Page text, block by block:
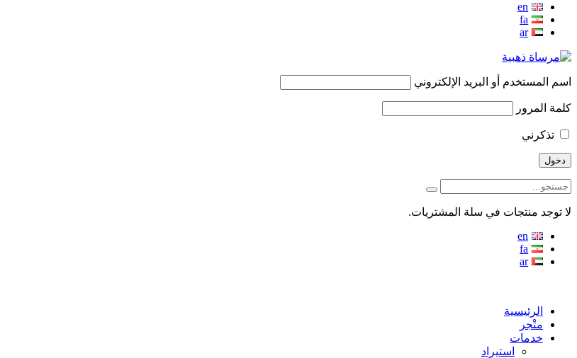
en
fa
ar
اسم المستخدم أو البريد الإلكتروني
كلمة المرور
تذكرني
لا توجد منتجات في سلة المشتريات.
en
fa
ar
الرئيسية
متْجر
خدمات
استيراد